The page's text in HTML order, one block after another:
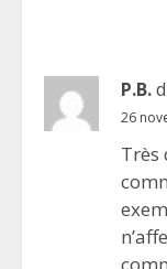
P.B.
26
Très